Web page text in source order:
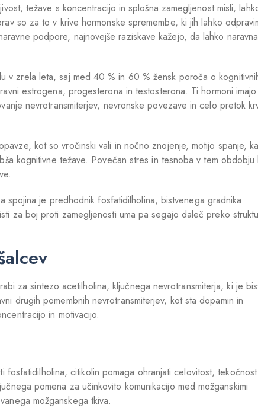
težave s koncentracijo in splošna zamegljenost misli,
so za to v krive hormonske spremembe, ki jih lahko
podpore, najnovejše raziskave kažejo, da lahko
v zrela leta, saj med 40 % in 60 % žensk poroča o
estrogena, progesterona in testosterona. Ti hormoni imajo
nevrotransmiterjev, nevronske povezave in celo pretok
kot so vročinski vali in nočno znojenje, motijo spanje,
kognitivne težave. Povečan stres in tesnoba v tem obdobju
spojina je predhodnik fosfatidilholina, bistvenega gradnika
za boj proti zamegljenosti uma pa segajo daleč preko
za sintezo acetilholina, ključnega nevrotransmiterja, ki je
drugih pomembnih nevrotransmiterjev, kot sta dopamin in
in motivacijo.
citikolin pomaga ohranjati celovitost,
pomena za učinkovito komunikacijo med možganskimi
možganskega tkiva.